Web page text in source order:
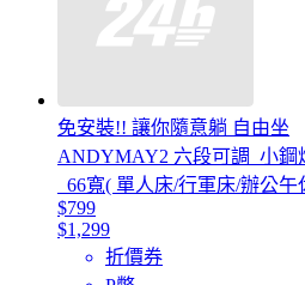
免安裝!! 讓你隨意躺 自由坐
ANDYMAY2 六段可調_小鋼
_66寬( 單人床/行軍床/辦公
$799
$1,299
折價券